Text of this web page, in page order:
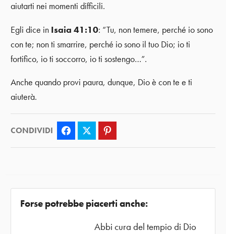
aiutarti nei momenti difficili.
Egli dice in Isaia 41:10: “Tu, non temere, perché io sono
con te; non ti smarrire, perché io sono il tuo Dio; io ti
fortifico, io ti soccorro, io ti sostengo…”.
Anche quando provi paura, dunque, Dio è con te e ti
aiuterà.
CONDIVIDI Facebook Twitter
Forse potrebbe piacerti anche:
Abbi cura del tempio di Dio